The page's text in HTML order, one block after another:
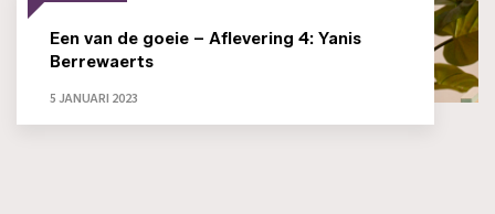
Een van de goeie – Aflevering 4: Yanis
Berrewaerts
5 JANUARI 2023